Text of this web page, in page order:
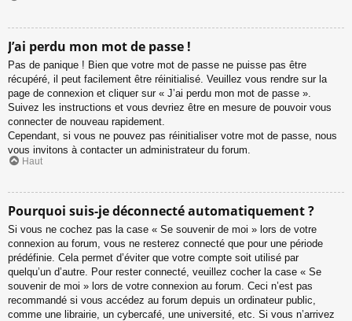
J’ai perdu mon mot de passe !
Pas de panique ! Bien que votre mot de passe ne puisse pas être
récupéré, il peut facilement être réinitialisé. Veuillez vous rendre sur la
page de connexion et cliquer sur « J’ai perdu mon mot de passe ».
Suivez les instructions et vous devriez être en mesure de pouvoir vous
connecter de nouveau rapidement.
Cependant, si vous ne pouvez pas réinitialiser votre mot de passe, nous
vous invitons à contacter un administrateur du forum.
Haut
Pourquoi suis-je déconnecté automatiquement ?
Si vous ne cochez pas la case « Se souvenir de moi » lors de votre
connexion au forum, vous ne resterez connecté que pour une période
prédéfinie. Cela permet d’éviter que votre compte soit utilisé par
quelqu’un d’autre. Pour rester connecté, veuillez cocher la case « Se
souvenir de moi » lors de votre connexion au forum. Ceci n’est pas
recommandé si vous accédez au forum depuis un ordinateur public,
comme une librairie, un cybercafé, une université, etc. Si vous n’arrivez